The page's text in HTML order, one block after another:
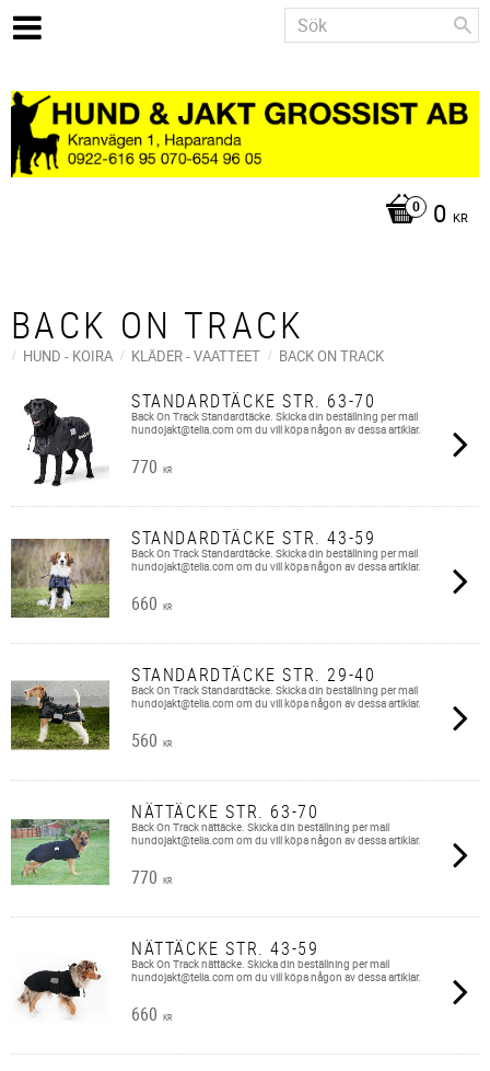
0 KR
BACK ON TRACK
HUND - KOIRA KLÄDER - VAATTEET BACK ON TRACK
STANDARDTÄCKE STR. 63-70
Back On Track Standardtäcke. Skicka din beställning per mail
hundojakt@telia.com om du vill köpa någon av dessa artiklar.
770 KR
STANDARDTÄCKE STR. 43-59
Back On Track Standardtäcke. Skicka din beställning per mail
hundojakt@telia.com om du vill köpa någon av dessa artiklar.
660 KR
STANDARDTÄCKE STR. 29-40
Back On Track Standardtäcke. Skicka din beställning per mail
hundojakt@telia.com om du vill köpa någon av dessa artiklar.
560 KR
NÄTTÄCKE STR. 63-70
Back On Track nättäcke. Skicka din beställning per mail
hundojakt@telia.com om du vill köpa någon av dessa artiklar.
770 KR
NÄTTÄCKE STR. 43-59
Back On Track nättäcke. Skicka din beställning per mail
hundojakt@telia.com om du vill köpa någon av dessa artiklar.
660 KR